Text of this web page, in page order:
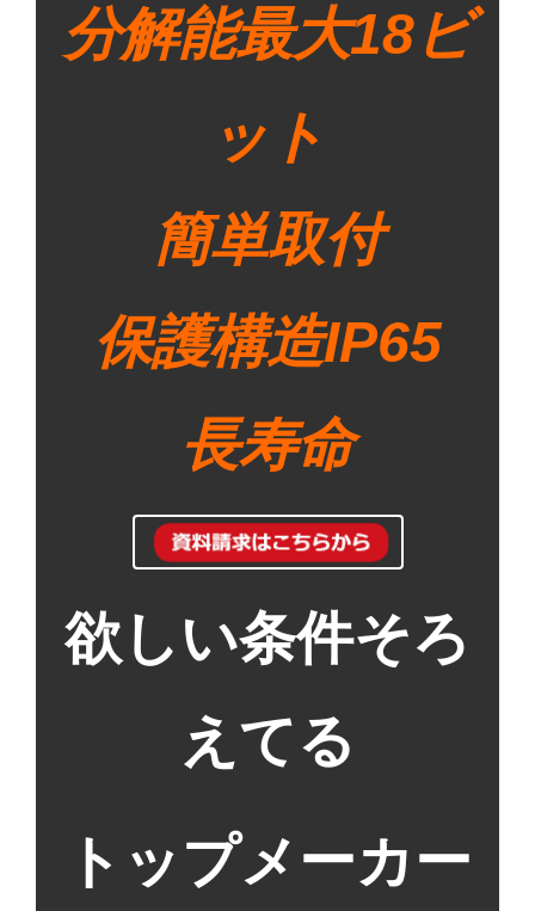
分解能最大18ビ
ット
簡単取付
保護構造IP65
長寿命
欲しい条件そろ
えてる
トップメーカー